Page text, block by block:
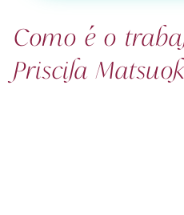
Como é o
Priscila